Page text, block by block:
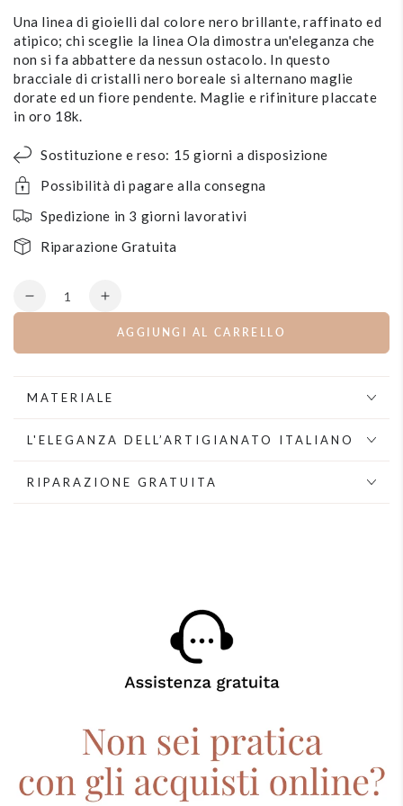
Una linea di gioielli dal colore nero brillante, raffinato ed
atipico; chi sceglie la linea Ola dimostra un'eleganza che
non si fa abbattere da nessun ostacolo. In questo
bracciale di cristalli nero boreale si alternano maglie
dorate ed un fiore pendente. Maglie e rifiniture placcate
in oro 18k.
Sostituzione e reso: 15 giorni a disposizione
Possibilità di pagare alla consegna
Spedizione in 3 giorni lavorativi
Riparazione Gratuita
Quantità
Diminuisce
con
un
di
cristalli
Aumenta
quantità
con
un
di
cristalli
AGGIUNGI AL CARRELLO
MATERIALE
L'ELEGANZA DELL’ARTIGIANATO ITALIANO
RIPARAZIONE GRATUITA